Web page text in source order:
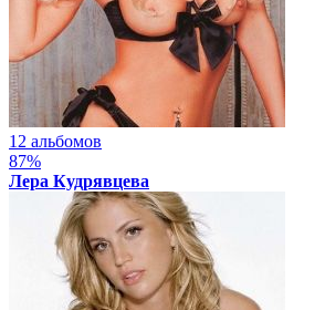
12 альбомов
87%
Лера Кудрявцева